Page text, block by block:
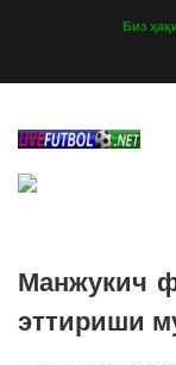
Биз
Манжукич
эттириши